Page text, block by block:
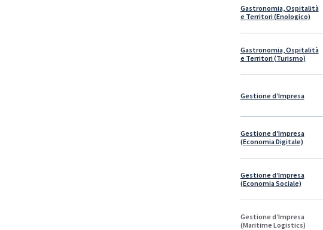
Gastronomia, Ospitalità
e Territori (Enologico)
Gastronomia, Ospitalità
e Territori (Turismo)
Gestione d’Impresa
Gestione d’Impresa
(Economia Digitale)
Gestione d’Impresa
(Economia Sociale)
Gestione d’Impresa
(Maritime Logistics)